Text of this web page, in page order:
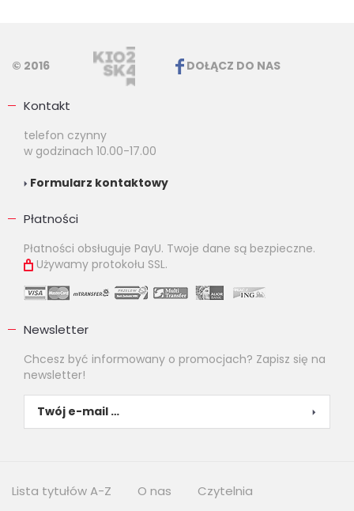
© 2016 DOŁĄCZ DO NAS
Kontakt
telefon czynny
w godzinach 10.00-17.00
Formularz kontaktowy
Płatności
Płatności obsługuje PayU. Twoje dane są bezpieczne.
Używamy protokołu SSL.
Newsletter
Chcesz być informowany o promocjach? Zapisz się na
newsletter!
Lista tytułów A-Z O nas Czytelnia